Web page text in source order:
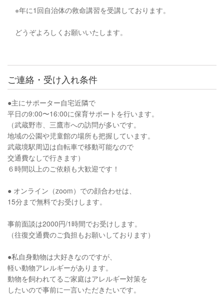
※年に1回自治体の救命講習を受講しております。
どうぞよろしくお願いいたします。
ご連絡・受け入れ条件
●主にサポーター自宅近隣で
平日の9:00〜16:00に保育サポートを行います。
（武蔵野市、三鷹市への訪問が多いです。
地域の公園や児童館の場所も把握しています。
武蔵境駅周辺は自転車で移動可能なので
交通費なしで行きます）
６時間以上のご依頼も大歓迎です！
● オンライン（zoom）での顔合わせは、
15分まで無料でお受けします。
事前面談は2000円/1時間でお受けします。
（往復交通費のご負担もお願いしております）
●私自身動物は大好きなのですが、
軽い動物アレルギーがあります。
動物を飼われてるご家庭はアレルギー対策を
したいので事前に一言いただきたいです。